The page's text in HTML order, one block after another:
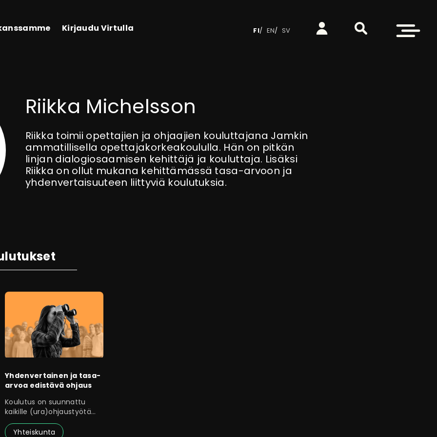
Kirjaudu Virtulla FI EN SV
Kirjaudu Etsi sivustoltaAvaa valikko
Riikka Michelsson
Riikka toimii opettajien ja ohjaajien kouluttajana Jamkin
ammatillisella opettajakorkeakoululla. Hän on pitkän
linjan dialogiosaamisen kehittäjä ja kouluttaja. Lisäksi
Riikka on ollut mukana kehittämässä tasa-arvoon ja
yhdenvertaisuuteen liittyviä koulutuksia.
Yhdenvertainen ja tasa-
arvoa edistävä ohjaus
Koulutus on suunnattu
kaikille (ura)ohjaustyötä
tekeville henkilöille.
Yhteiskunta